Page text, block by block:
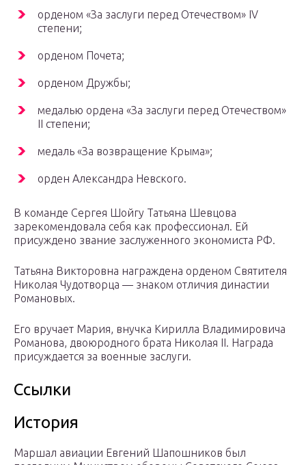
орденом «За заслуги перед Отечеством» IV
степени;
орденом Почета;
орденом Дружбы;
медалью ордена «За заслуги перед Отечеством»
II степени;
медаль «За возвращение Крыма»;
орден Александра Невского.
В команде Сергея Шойгу Татьяна Шевцова
зарекомендовала себя как профессионал. Ей
присуждено звание заслуженного экономиста РФ.
Татьяна Викторовна награждена орденом Святителя
Николая Чудотворца — знаком отличия династии
Романовых.
Его вручает Мария, внучка Кирилла Владимировича
Романова, двоюродного брата Николая II. Награда
присуждается за военные заслуги.
Ссылки
История
Маршал авиации Евгений Шапошников был